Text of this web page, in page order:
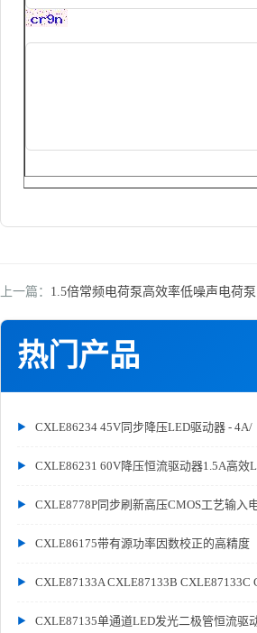
热门产品
CXLE86234 45V同步降压LED驱动器 - 4A/
CXLE86231 60V降压恒流驱动器1.5A高效L
CXLE8778P同步刷新高压CMOS工艺输入
CXLE86175带有源功率因数校正的高精度
CXLE87133A CXLE87133B CXLE87133C
CXLE87135单通道LED发光二极管恒流驱
上一篇： 1.5倍常频电荷泵高效率低噪声电荷